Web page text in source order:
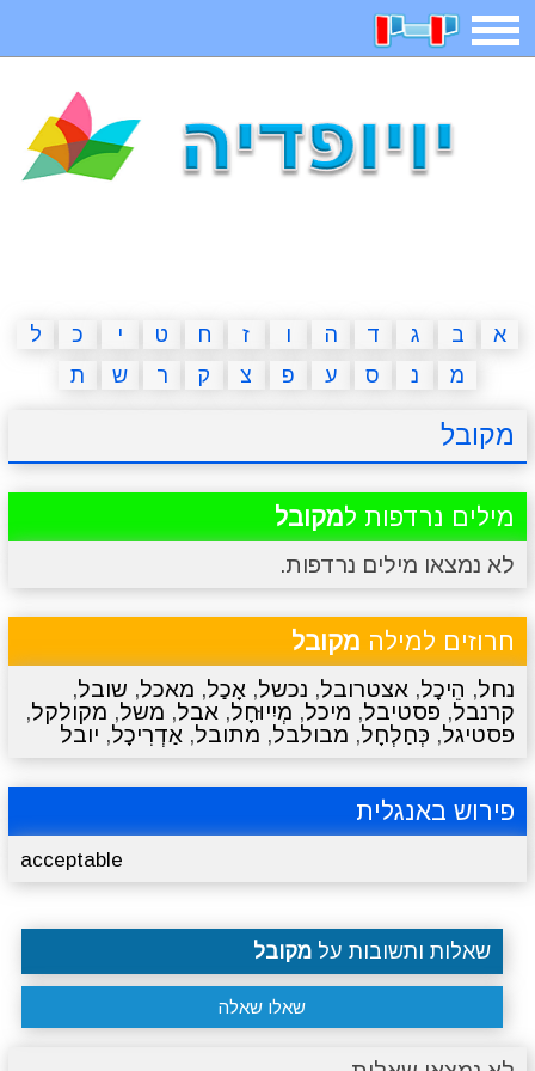
תפריט
איש תלוי מדריכים פוקימון גו מצא הבדלים
יצירה משחקי בנות אשליות חדשות
א ב ג ד ה ו ז ח ט י כ
ל
מ
נ ס ע פ צ ק ר ש ת
מקובל
מילים נרדפות למקובל
לא נמצאו מילים נרדפות.
חרוזים למילה מקובל
נחל, הֵיכָל, אצטרובל, נכשל, אָכַל, מאכל, שובל,
קרנבל, פסטיבל, מיכל, מְיִיוּחָל, אבל, משל, מקולקל,
פסטיגל, כְּחַלְחָל, מבולבל, מתובל, אַדְרִיכָל, יובל
פירוש באנגלית
acceptable
שאלות ותשובות על מקובל
שאלו שאלה